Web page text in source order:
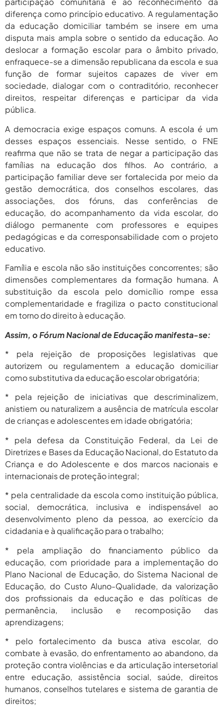
diferença como princípio educativo. A regulamentação
da educação domiciliar também se insere em uma
disputa mais ampla sobre o sentido da educação. Ao
deslocar a formação escolar para o âmbito privado,
enfraquece-se a dimensão republicana da escola e sua
função de formar sujeitos capazes de viver em
sociedade, dialogar com o contraditório, reconhecer
direitos, respeitar diferenças e participar da vida
pública.
A democracia exige espaços comuns. A escola é um
desses espaços essenciais. Nesse sentido, o FNE
reafirma que não se trata de negar a participação das
famílias na educação dos filhos. Ao contrário, a
participação familiar deve ser fortalecida por meio da
gestão democrática, dos conselhos escolares, das
associações, dos fóruns, das conferências de
educação, do acompanhamento da vida escolar, do
diálogo permanente com professores e equipes
pedagógicas e da corresponsabilidade com o projeto
educativo.
Família e escola não são instituições concorrentes; são
dimensões complementares da formação humana. A
substituição da escola pelo domicílio rompe essa
complementaridade e fragiliza o pacto constitucional
em torno do direito à educação.
Assim, o Fórum Nacional de Educação manifesta-se:
* pela rejeição de proposições legislativas que
autorizem ou regulamentem a educação domiciliar
como substitutiva da educação escolar obrigatória;
* pela rejeição de iniciativas que descriminalizem,
anistiem ou naturalizem a ausência de matrícula escolar
de crianças e adolescentes em idade obrigatória;
* pela defesa da Constituição Federal, da Lei de
Diretrizes e Bases da Educação Nacional, do Estatuto da
Criança e do Adolescente e dos marcos nacionais e
internacionais de proteção integral;
* pela centralidade da escola como instituição pública,
social, democrática, inclusiva e indispensável ao
desenvolvimento pleno da pessoa, ao exercício da
cidadania e à qualificação para o trabalho;
* pela ampliação do financiamento público da
educação, com prioridade para a implementação do
Plano Nacional de Educação, do Sistema Nacional de
Educação, do Custo Aluno-Qualidade, da valorização
dos profissionais da educação e das políticas de
permanência, inclusão e recomposição das
aprendizagens;
* pelo fortalecimento da busca ativa escolar, do
combate à evasão, do enfrentamento ao abandono, da
proteção contra violências e da articulação intersetorial
entre educação, assistência social, saúde, direitos
humanos, conselhos tutelares e sistema de garantia de
direitos;